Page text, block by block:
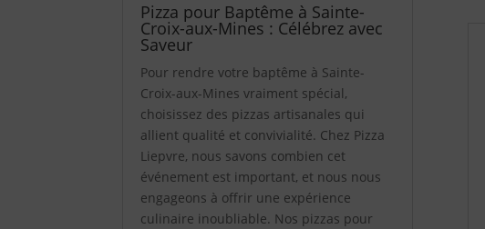
Pizza pour Baptême à Sainte-
Croix-aux-Mines : Célébrez avec
Saveur
Pour rendre votre baptême à Sainte-
Croix-aux-Mines vraiment spécial,
choisissez des pizzas artisanales qui
allient qualité et convivialité. Chez Pizza
Liepvre, nous savons combien cet
événement est important, et nous nous
engageons à offrir une expérience
culinaire inoubliable. Nos pizzas pour